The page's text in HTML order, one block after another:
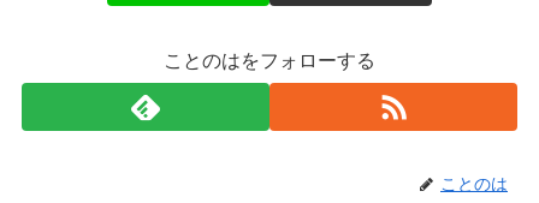
ことのはをフォローする
ことのは